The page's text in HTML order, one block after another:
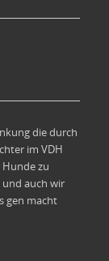
die durch
im VDH
zu
und auch wir
gen macht